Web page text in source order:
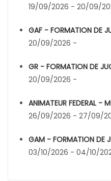
19/09/2026 - 20/09/
GAF - FORMATION DE
20/09/2026 -
GR - FORMATION DE
20/09/2026 -
ANIMATEUR FEDERAL -
26/09/2026 - 27/09/
GAM - FORMATION DE
03/10/2026 - 04/10/